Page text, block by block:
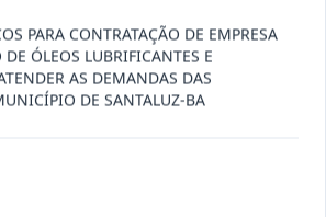
DE PREÇO PARA A
DE EMPRESA PARA
...
PARA CONTRATAÇÃO DE EMPRESA
ÓLEOS LUBRIFICANTES E
AS DEMANDAS DAS
DE SANTALUZ-BA